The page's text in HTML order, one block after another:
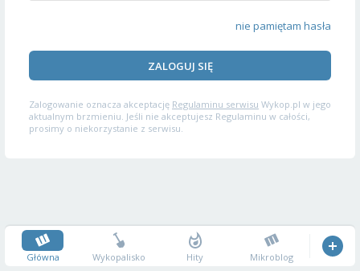
nie pamiętam hasła
ZALOGUJ SIĘ
Zalogowanie oznacza akceptację Regulaminu serwisu Wykop.pl w jego
aktualnym brzmieniu. Jeśli nie akceptujesz Regulaminu w całości,
prosimy o niekorzystanie z serwisu.
Główna Wykopalisko Hity Mikroblog